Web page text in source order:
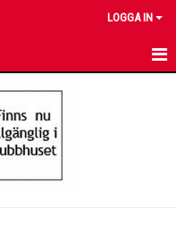
LOGGA IN